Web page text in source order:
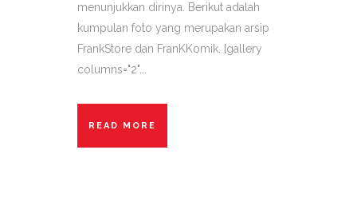
menunjukkan dirinya. Berikut adalah
kumpulan foto yang merupakan arsip
FrankStore dan FranKKomik. [gallery
columns="2"...
READ MORE